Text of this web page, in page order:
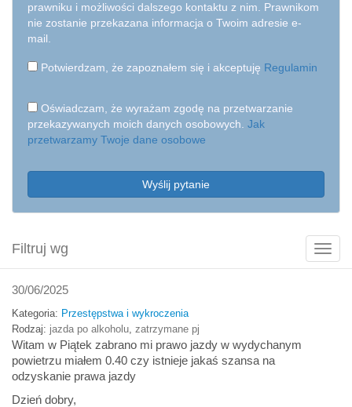
Pokaż
filtry
Filtruj wg
prawniku i możliwości dalszego kontaktu z nim. Prawnikom
nie zostanie przekazana informacja o Twoim adresie e-
mail.
Potwierdzam, że zapoznałem się i akceptuję Regulamin
Oświadczam, że wyrażam zgodę na przetwarzanie
przekazywanych moich danych osobowych. Jak
przetwarzamy Twoje dane osobowe
Wyślij pytanie
30/06/2025
Kategoria: Przestępstwa i wykroczenia
Rodzaj: jazda po alkoholu zatrzymane pj
Witam w Piątek zabrano mi prawo jazdy w wydychanym
powietrzu miałem 0.40 czy istnieje jakaś szansa na
odzyskanie prawa jazdy
Dzień dobry,